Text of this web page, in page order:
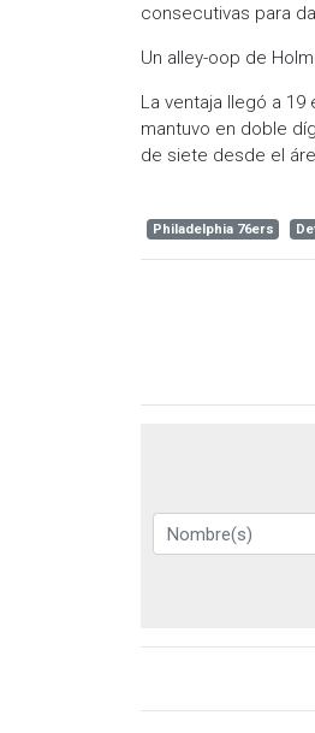
consecutivas para
Un alley-oop de
La ventaja llegó a
mantuvo en doble
de siete desde el
Philadelphia 76ers